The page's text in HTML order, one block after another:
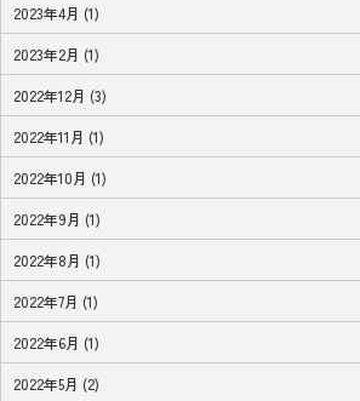
2023年4月 (1)
2023年2月 (1)
2022年12月 (3)
2022年11月 (1)
2022年10月 (1)
2022年9月 (1)
2022年8月 (1)
2022年7月 (1)
2022年6月 (1)
2022年5月 (2)